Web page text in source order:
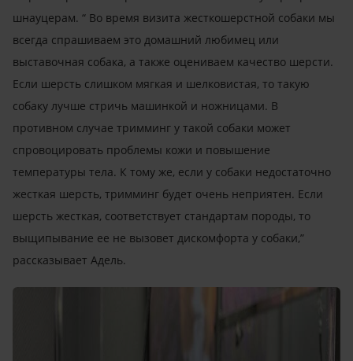
шнауцерам. “ Во время визита жесткошерстной собаки мы
всегда спрашиваем это домашний любимец или
выставочная собака, а также оцениваем качество шерсти.
Если шерсть слишком мягкая и шелковистая, то такую
собаку лучше стричь машинкой и ножницами. В
противном случае тримминг у такой собаки может
спровоцировать проблемы кожи и повышение
температуры тела. К тому же, если у собаки недостаточно
жесткая шерсть, тримминг будет очень неприятен. Если
шерсть жесткая, соответствует стандартам породы, то
выщипывание ее не вызовет дискомфорта у собаки,”
рассказывает Адель.